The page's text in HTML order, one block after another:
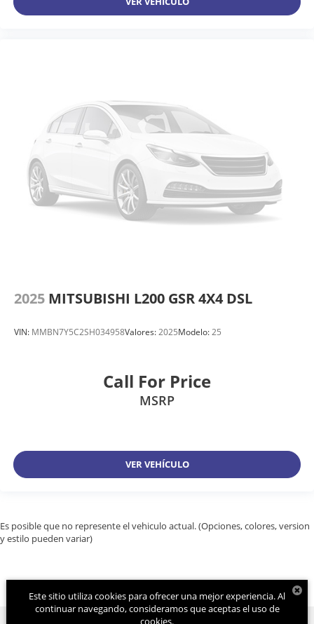
2025 MITSUBISHI L200 GSR 4X4 DSL
VIN: MMBN7Y5C2SH034958Valores:2025Modelo:25
Call For Price
MSRP
VER VEHÍCULO
Es posible que no represente el vehiculo actual. (Opciones, colores, version
y estilo pueden variar)
Este sitio utiliza cookies para ofrecer una mejor experiencia. Al
continuar navegando, consideramos que aceptas el uso de
cookies.